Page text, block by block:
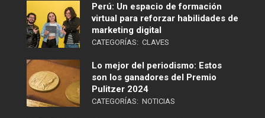
Perú: Un espacio de formación
virtual para reforzar habilidades de
marketing digital
CATEGORÍAS: CLAVES
Lo mejor del periodismo: Estos
son los ganadores del Premio
Pulitzer 2024
CATEGORÍAS: NOTICIAS